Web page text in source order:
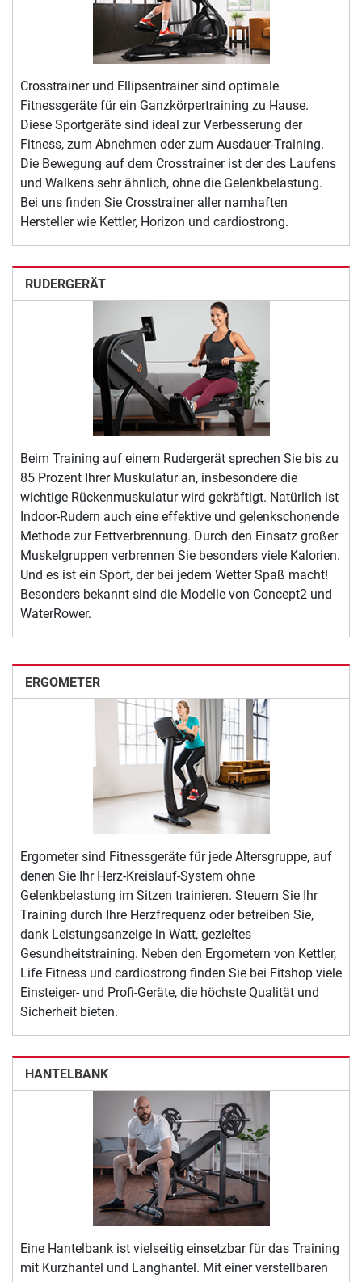
Crosstrainer und Ellipsentrainer sind optimale
Fitnessgeräte für ein Ganzkörpertraining zu Hause.
Diese Sportgeräte sind ideal zur Verbesserung der
Fitness, zum Abnehmen oder zum Ausdauer-Training.
Die Bewegung auf dem Crosstrainer ist der des Laufens
und Walkens sehr ähnlich, ohne die Gelenkbelastung.
Bei uns finden Sie Crosstrainer aller namhaften
Hersteller wie Kettler, Horizon und cardiostrong.
RUDERGERÄT
Beim Training auf einem Rudergerät sprechen Sie bis zu
85 Prozent Ihrer Muskulatur an, insbesondere die
wichtige Rückenmuskulatur wird gekräftigt. Natürlich ist
Indoor-Rudern auch eine effektive und gelenkschonende
Methode zur Fettverbrennung. Durch den Einsatz großer
Muskelgruppen verbrennen Sie besonders viele Kalorien.
Und es ist ein Sport, der bei jedem Wetter Spaß macht!
Besonders bekannt sind die Modelle von Concept2 und
WaterRower.
ERGOMETER
Ergometer sind Fitnessgeräte für jede Altersgruppe, auf
denen Sie Ihr Herz-Kreislauf-System ohne
Gelenkbelastung im Sitzen trainieren. Steuern Sie Ihr
Training durch Ihre Herzfrequenz oder betreiben Sie,
dank Leistungsanzeige in Watt, gezieltes
Gesundheitstraining. Neben den Ergometern von Kettler,
Life Fitness und cardiostrong finden Sie bei Fitshop viele
Einsteiger- und Profi-Geräte, die höchste Qualität und
Sicherheit bieten.
HANTELBANK
Eine Hantelbank ist vielseitig einsetzbar für das Training
mit Kurzhantel und Langhantel. Mit einer verstellbaren